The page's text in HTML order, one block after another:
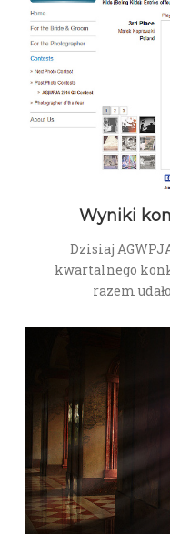
Wyniki
Dzisiaj
kwartalnego
razem